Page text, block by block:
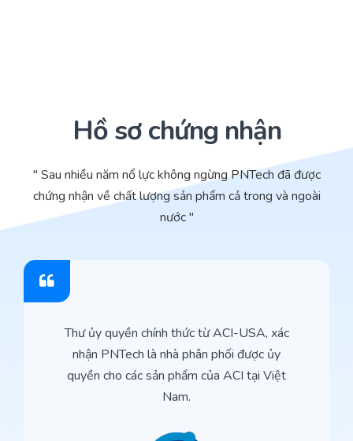
Hồ sơ chứng nhận
" Sau nhiều năm nổ lực không ngừng PNTech đã được
chứng nhận về chất lượng sản phẩm cả trong và ngoài
nước "
Thư ủy quyền chính thức từ ACI-USA, xác
nhận PNTech là nhà phân phối được ủy
quyền cho các sản phẩm của ACI tại Việt
Nam.